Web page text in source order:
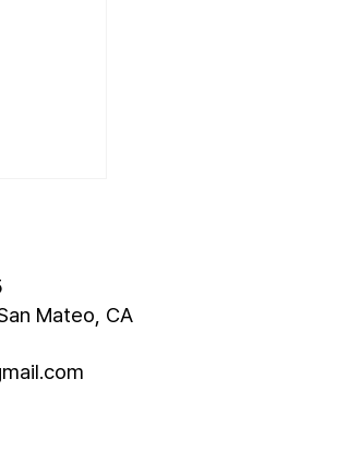
은 기대
대 등 기
Mateo, CA